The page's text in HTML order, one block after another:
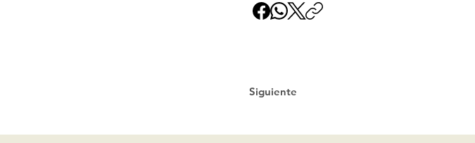
Siguiente